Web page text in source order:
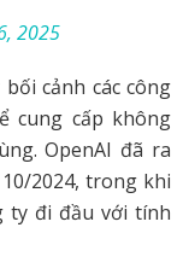
2025
cảnh các công
cung cấp không
OpenAI đã ra
2024, trong khi
ty đi đầu với tính